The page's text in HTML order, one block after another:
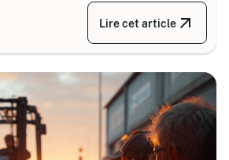
accompagne avec des
initiales ou de recyclage,
les niveaux de sécurité, du
Lire cet article